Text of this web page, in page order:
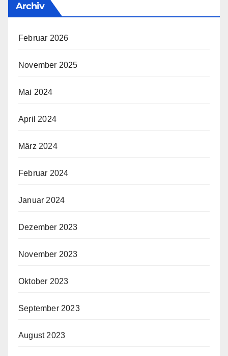
Archiv
Februar 2026
November 2025
Mai 2024
April 2024
März 2024
Februar 2024
Januar 2024
Dezember 2023
November 2023
Oktober 2023
September 2023
August 2023